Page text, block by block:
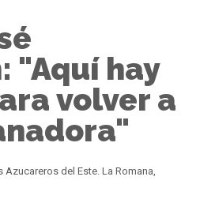
"Aquí hay
volver a
del Este. La Romana,